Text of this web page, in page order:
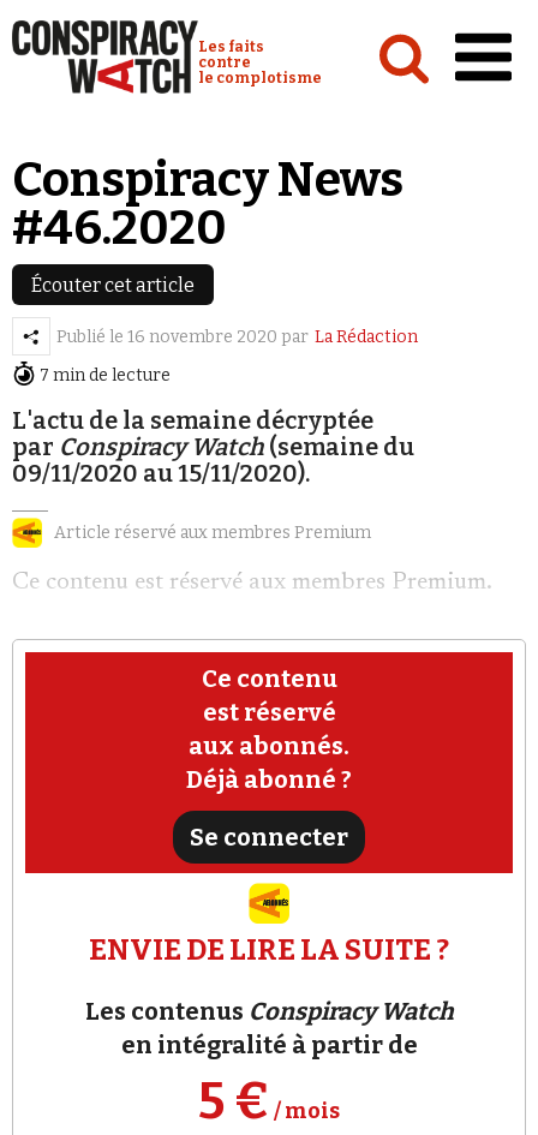
Conspiracy Watch :
Les faits
contre
le complotisme
Analyses
Conspipédia
Vidéos
Émissions
Revues de presse
Newsletter
Faire un don
Demander à Vera
Se connecter
Conspiracy News
#46.2020
Écouter cet article
Publié le 16 novembre 2020 par La Rédaction
7 min de lecture
L'actu de la semaine décryptée
par Conspiracy Watch (semaine du
09/11/2020 au 15/11/2020).
Article réservé aux membres Premium
Ce contenu est réservé aux membres Premium.
Ce contenu
est réservé
aux abonnés.
Déjà abonné ?
Se connecter
ENVIE DE LIRE LA SUITE ?
Les contenus Conspiracy Watch
en intégralité à partir de
5 € / mois